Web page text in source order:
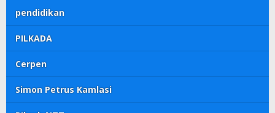
pendidikan
PILKADA
Cerpen
Simon Petrus Kamlasi